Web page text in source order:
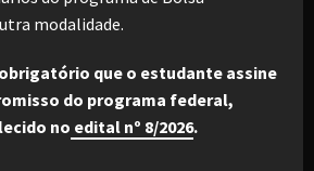
modalidade.
que o estudante assine
do programa federal,
no edital nº 8/2026.